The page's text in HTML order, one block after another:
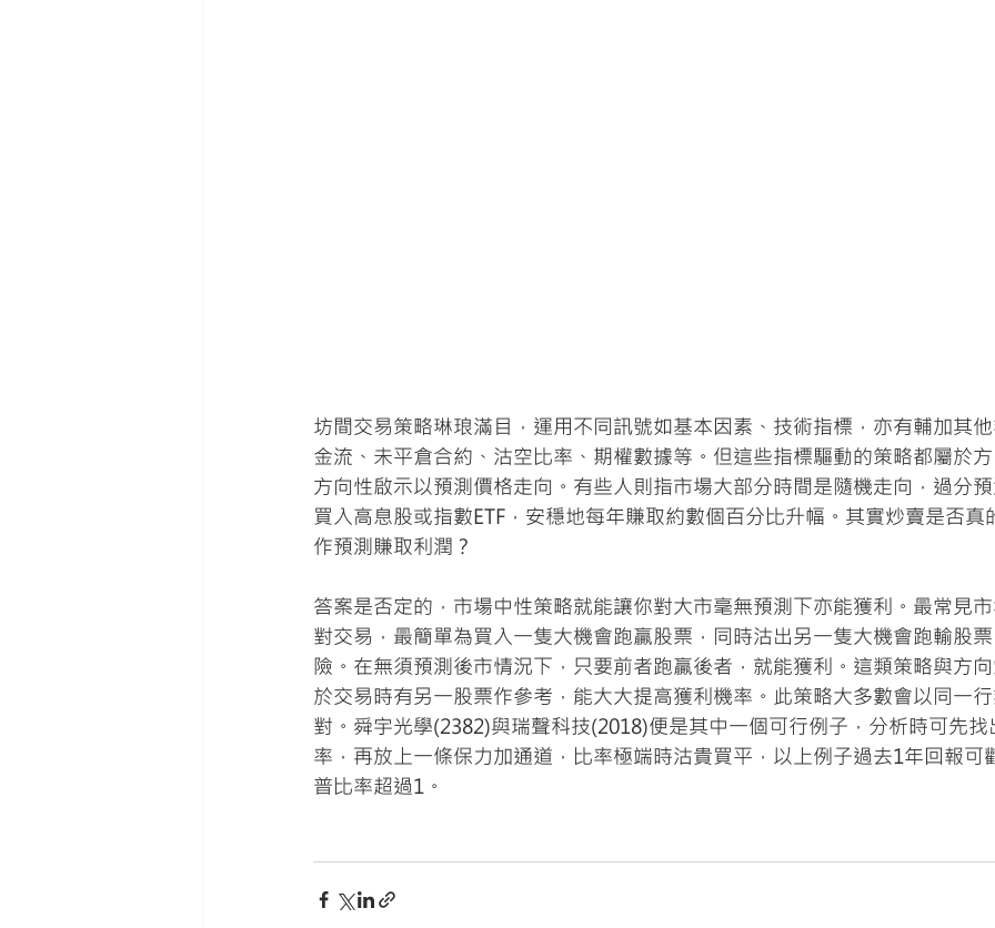
坊間交易策略琳琅滿目，運用不同訊號如基本因素、技術指標，亦有輔加其
金流、未平倉合約、沽空比率、期權數據等。但這些指標驅動的策略都屬於
方向性啟示以預測價格走向。有些人則指市場大部分時間是隨機走向，過分
買入高息股或指數ETF，安穩地每年賺取約數個百分比升幅。其實炒賣是否真
作預測賺取利潤？
答案是否定的，市場中性策略就能讓你對大市毫無預測下亦能獲利。最常見
對交易，最簡單為買入一隻大機會跑贏股票，同時沽出另一隻大機會跑輸股
險。在無須預測後市情況下，只要前者跑贏後者，就能獲利。這類策略與方
於交易時有另一股票作參考，能大大提高獲利機率。此策略大多數會以同一
對。舜宇光學(2382)與瑞聲科技(2018)便是其中一個可行例子，分析時可先
率，再放上一條保力加通道，比率極端時沽貴買平，以上例子過去1年回報可
普比率超過1。